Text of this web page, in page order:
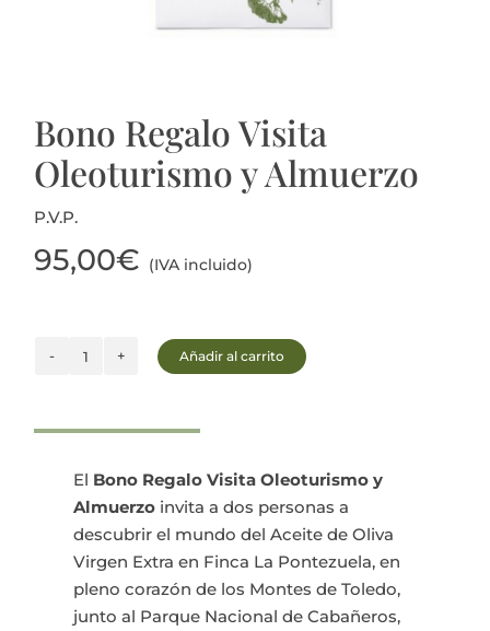
Bono Regalo Visita
Oleoturismo y Almuerzo
P.V.P.
95,00€ (IVA incluido)
Bono
y
Almuerzo
cantidad
Añadir al carrito
El Bono Regalo Visita Oleoturismo y
Almuerzo invita a dos personas a
descubrir el mundo del Aceite de Oliva
Virgen Extra en Finca La Pontezuela, en
pleno corazón de los Montes de Toledo,
junto al Parque Nacional de Cabañeros,